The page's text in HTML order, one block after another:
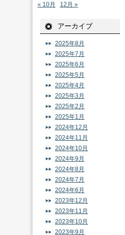
« 10月
12月 »
アーカイブ
2025年8月
2025年7月
2025年6月
2025年5月
2025年4月
2025年3月
2025年2月
2025年1月
2024年12月
2024年11月
2024年10月
2024年9月
2024年8月
2024年7月
2024年6月
2023年12月
2023年11月
2023年10月
2023年9月